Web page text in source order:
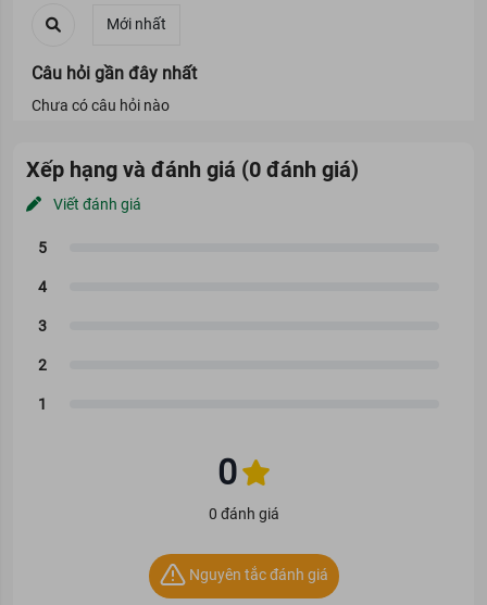
BNBG Vita Genic Jelly Mask được thiết kế bắt mắt và dễ thương.
nhưng thật ra không phải nhé!
Loại da phù hợp
Mặt nạ Vita Genic Lifting Jelly Mask (loại màu đỏ)
Phù hợp với mọi loại da. Sản phẩm cực phù hợp với những bạn
gái từ 25 tuổi
Mặt nạ Vita Genic Hydrating Mask (loại màu xanh dương)
Mặt nạ
Mặt nạ Vita Genic Whitening Mask (loại màu vàng)
Mặt nạ Vita Genic Lifting Jelly Mask (loại màu đỏ)
Da khô, thiếu khả năng đàn hồi
Mặt nạ Vita Genic Relaxing Mask (loại màu xanh lá)
Da khô, da bị thiếu nước gây bong tróc
Câu hỏi gần đây nhất
Chưa có câu hỏi nào
Xếp hạng và đánh giá (0 đánh giá)
Viết đánh giá
0
0 đánh giá
Nguyên tắc đánh giá